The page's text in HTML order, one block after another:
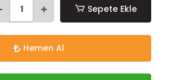
Sepete Ekle
Hemen Al